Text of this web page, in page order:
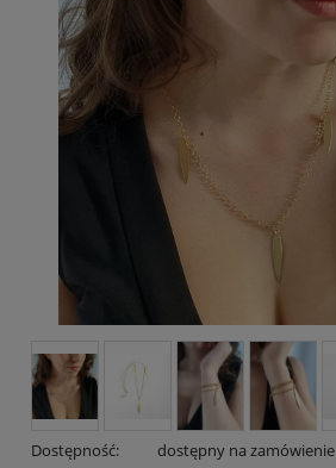
Dostępność: dostępny na zamówienie